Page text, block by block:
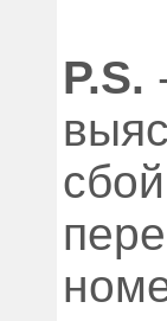
P.S.